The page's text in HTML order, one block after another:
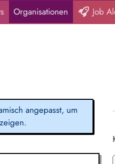
Organisationen Job
angepasst, um